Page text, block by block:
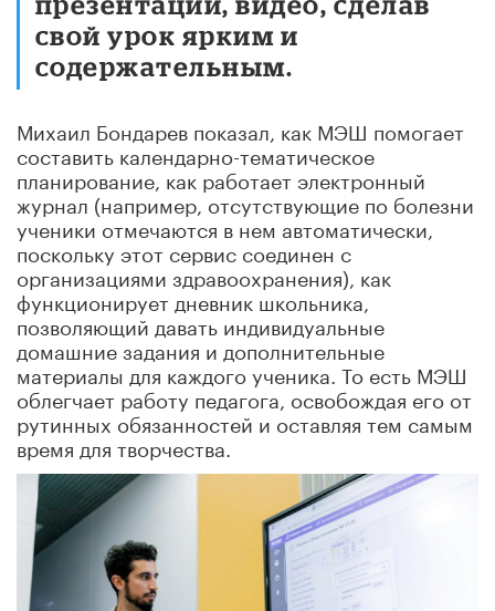
свой урок ярким и
содержательным.
Михаил Бондарев показал, как МЭШ помогает
составить календарно-тематическое
планирование, как работает электронный
журнал (например, отсутствующие по болезни
ученики отмечаются в нем автоматически,
поскольку этот сервис соединен с
организациями здравоохранения), как
функционирует дневник школьника,
позволяющий давать индивидуальные
домашние задания и дополнительные
материалы для каждого ученика. То есть МЭШ
облегчает работу педагога, освобождая его от
рутинных обязанностей и оставляя тем самым
время для творчества.